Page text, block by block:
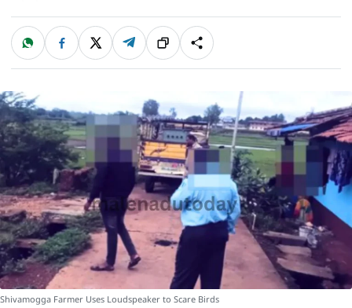
ಹಂಚಿಕೊಳ್ಳಿ
W
a
t
p
F
c
e
X T
l
e
ಲಿಂ
ಕ್
S
h
r
e
Shivamogga Farmer Uses Loudspeaker to Scare Birds